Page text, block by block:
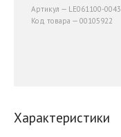
Характеристики
Артикул — LE061100-0043
Код товара — 00105922